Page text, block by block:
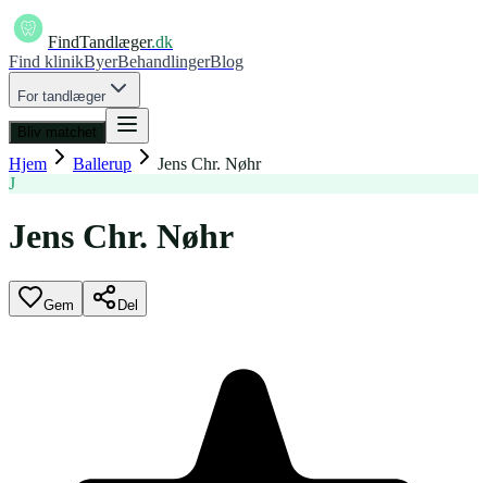
FindTandlæger.dk
Find klinikByerBehandlingerBlog
For tandlæger
Bliv matchet
Hjem Ballerup
Jens Chr. Nøhr
J
Jens Chr. Nøhr
Gem Del